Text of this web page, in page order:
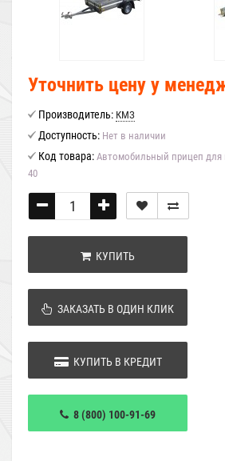
Уточнить цену у
Производитель: КМЗ
Доступность: Нет в наличии
Код товара: Автомобильный прицеп для
40
КУПИТЬ
ЗАКАЗАТЬ В ОДИН КЛИК
КУПИТЬ В КРЕДИТ
8 (800) 100-91-69